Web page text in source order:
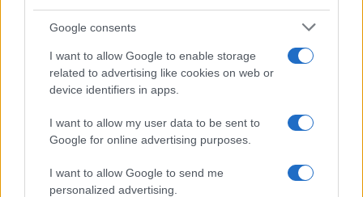
Google consents
I want to allow Google to enable storage
related to advertising like cookies on web or
device identifiers in apps.
I want to allow my user data to be sent to
Google for online advertising purposes.
I want to allow Google to send me
personalized advertising.